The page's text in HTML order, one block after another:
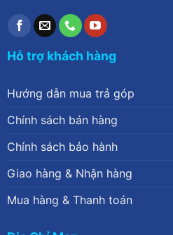
Hỗ trợ khách hàng
Hướng dẫn mua trả góp
Chính sách bán hàng
Chính sách bảo hành
Giao hàng & Nhận hàng
Mua hàng & Thanh toán